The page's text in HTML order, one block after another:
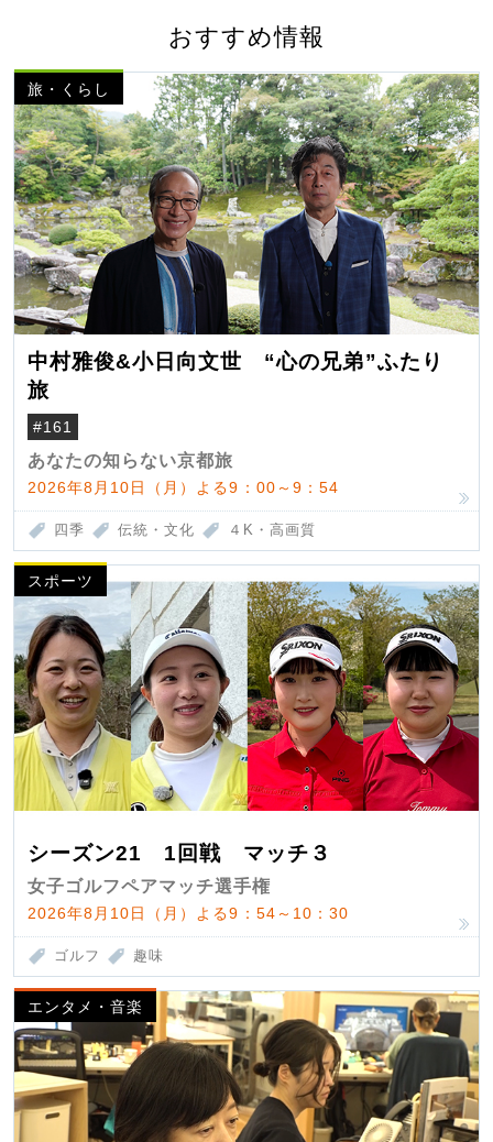
おすすめ情報
旅・くらし
中村雅俊&小日向文世 “心の兄弟”ふたり
旅
#161
あなたの知らない京都旅
2026年8月10日（月）よる9：00～9：54
四季 伝統・文化 ４K・高画質
スポーツ
シーズン21 1回戦 マッチ３
女子ゴルフペアマッチ選手権
2026年8月10日（月）よる9：54～10：30
ゴルフ 趣味
エンタメ・音楽